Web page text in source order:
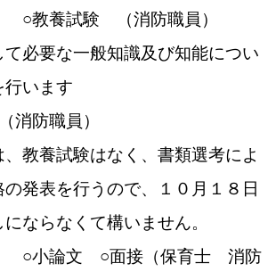
○教養試験 （消防職員）
必要な一般知識及び知能につい
行います
消防職員）
教養試験はなく、書類選考によ
の発表を行うので、１０月１８日
ならなくて構いません。
○小論文 ○面接（保育士 消防